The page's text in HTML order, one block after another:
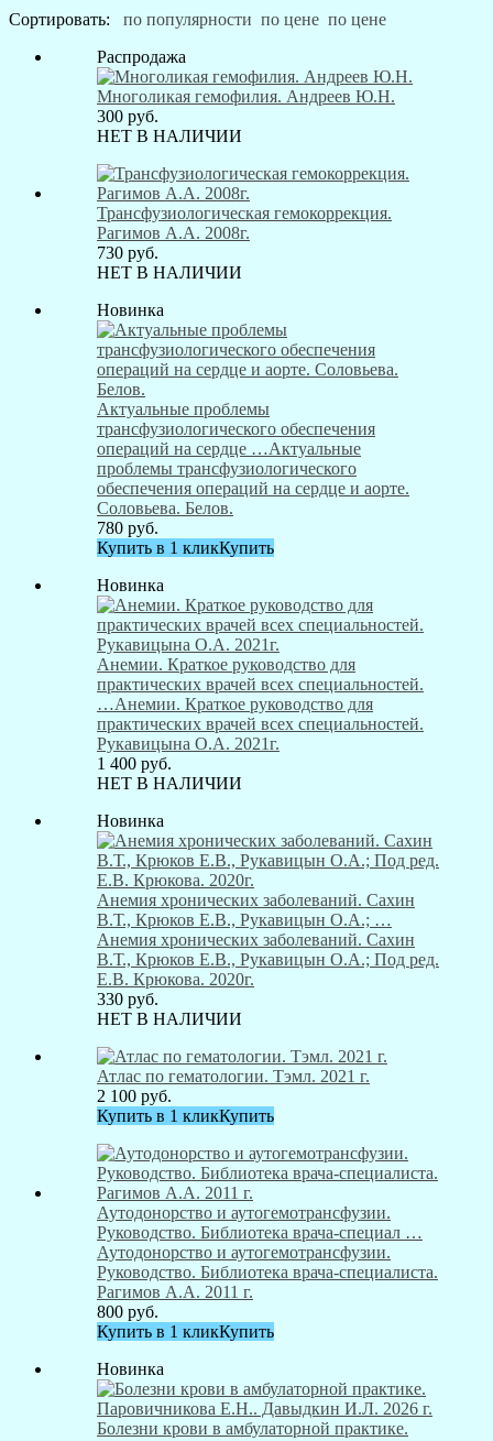
Сортировать: по популярности по цене по цене
Распродажа
Многоликая гемофилия. Андреев Ю.Н.
300 руб.
НЕТ В НАЛИЧИИ
Трансфузиологическая гемокоррекция.
Рагимов А.А. 2008г.
730 руб.
НЕТ В НАЛИЧИИ
Новинка
Актуальные проблемы
трансфузиологического обеспечения
операций на сердце …Актуальные
проблемы трансфузиологического
обеспечения операций на сердце и аорте.
Соловьева. Белов.
780 руб.
Купить в 1 кликКупить
Новинка
Анемии. Краткое руководство для
практических врачей всех специальностей.
…Анемии. Краткое руководство для
практических врачей всех специальностей.
Рукавицына О.А. 2021г.
1 400 руб.
НЕТ В НАЛИЧИИ
Новинка
Анемия хронических заболеваний. Сахин
В.Т., Крюков Е.В., Рукавицын О.А.; …
Анемия хронических заболеваний. Сахин
В.Т., Крюков Е.В., Рукавицын О.А.; Под ред.
Е.В. Крюкова. 2020г.
330 руб.
НЕТ В НАЛИЧИИ
Атлас по гематологии. Тэмл. 2021 г.
2 100 руб.
Купить в 1 кликКупить
Аутодонорство и аутогемотрансфузии.
Руководство. Библиотека врача-специал …
Аутодонорство и аутогемотрансфузии.
Руководство. Библиотека врача-специалиста.
Рагимов А.А. 2011 г.
800 руб.
Купить в 1 кликКупить
Новинка
Болезни крови в амбулаторной практике.